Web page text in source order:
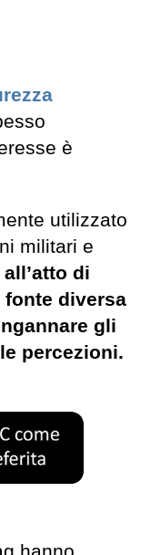
è
utilizzato
militari e
all’atto di
fonte diversa
gli
percezioni.